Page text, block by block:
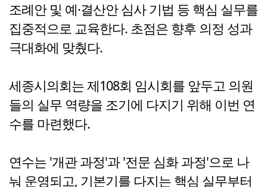
조례안 및 예·결산안 심사 기법 등 핵심 실무를
집중적으로 교육한다. 초점은 향후 의정 성과
극대화에 맞췄다.
세종시의회는 제108회 임시회를 앞두고 의원
들의 실무 역량을 조기에 다지기 위해 이번 연
수를 마련했다.
연수는 '개관 과정'과 '전문 심화 과정'으로 나
눠 운영되고, 기본기를 다지는 핵심 실무부터